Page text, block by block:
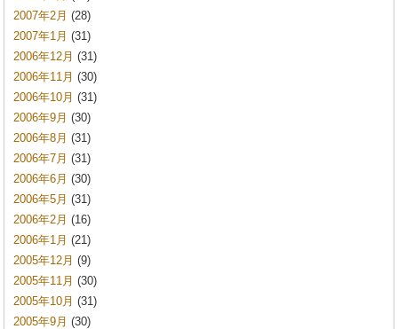
2007年2月 (28)
2007年1月 (31)
2006年12月 (31)
2006年11月 (30)
2006年10月 (31)
2006年9月 (30)
2006年8月 (31)
2006年7月 (31)
2006年6月 (30)
2006年5月 (31)
2006年2月 (16)
2006年1月 (21)
2005年12月 (9)
2005年11月 (30)
2005年10月 (31)
2005年9月 (30)